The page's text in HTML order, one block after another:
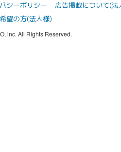
シーポリシー
広告掲載について(法
望の方(法人様)
inc. All Rights Reserved.